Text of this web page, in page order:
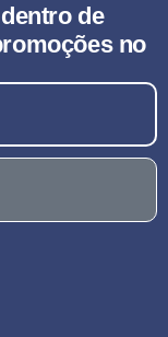
de
no